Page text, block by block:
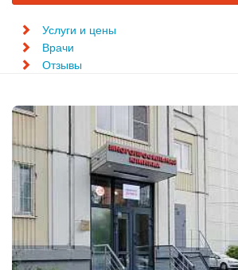
Услуги и цены
Врачи
Отзывы